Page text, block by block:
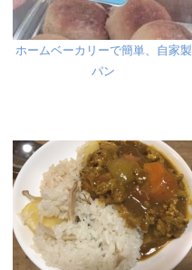
ホームベーカリーで簡単、自家製
パン